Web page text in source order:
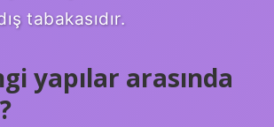
tabakasıdır.
yapılar arasında